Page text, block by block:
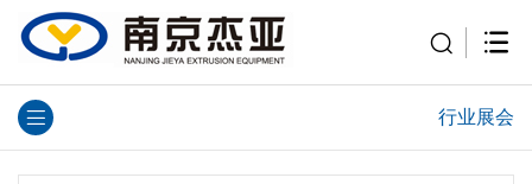
行业展会